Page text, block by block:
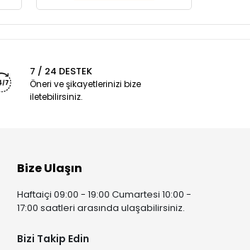
7 / 24 DESTEK
Öneri ve şikayetlerinizi bize
iletebilirsiniz.
Bize Ulaşın
Haftaiçi 09:00 - 19:00 Cumartesi 10:00 -
17:00 saatleri arasında ulaşabilirsiniz.
Bizi Takip Edin